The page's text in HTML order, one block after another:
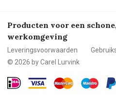
Producten voor een
werkomgeving
Leveringsvoorwaarden
© 2026 by Carel Lurvink